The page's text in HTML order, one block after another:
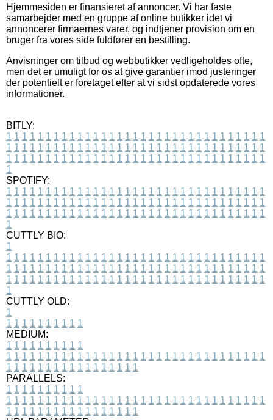
Hjemmesiden er finansieret af annoncer. Vi har faste
samarbejder med en gruppe af online butikker idet vi
annoncerer firmaernes varer, og indtjener provision om en
bruger fra vores side fuldfører en bestilling.
Anvisninger om tilbud og webbutikker vedligeholdes ofte,
men det er umuligt for os at give garantier imod justeringer
der potentielt er foretaget efter at vi sidst opdaterede vores
informationer.
BITLY:
1 1 1 1 1 1 1 1 1 1 1 1 1 1 1 1 1 1 1 1 1 1 1 1 1 1 1 1 1 1 1 1 1
1 1 1 1 1 1 1 1 1 1 1 1 1 1 1 1 1 1 1 1 1 1 1 1 1 1 1 1 1 1 1 1 1
1 1 1 1 1 1 1 1 1 1 1 1 1 1 1 1 1 1 1 1 1 1 1 1 1 1 1 1 1 1 1 1 1
1
SPOTIFY:
1 1 1 1 1 1 1 1 1 1 1 1 1 1 1 1 1 1 1 1 1 1 1 1 1 1 1 1 1 1 1 1 1
1 1 1 1 1 1 1 1 1 1 1 1 1 1 1 1 1 1 1 1 1 1 1 1 1 1 1 1 1 1 1 1 1
1 1 1 1 1 1 1 1 1 1 1 1 1 1 1 1 1 1 1 1 1 1 1 1 1 1 1 1 1 1 1 1 1
1
CUTTLY BIO:
1
1 1 1 1 1 1 1 1 1 1 1 1 1 1 1 1 1 1 1 1 1 1 1 1 1 1 1 1 1 1 1 1 1
1 1 1 1 1 1 1 1 1 1 1 1 1 1 1 1 1 1 1 1 1 1 1 1 1 1 1 1 1 1 1 1 1
1 1 1 1 1 1 1 1 1 1 1 1 1 1 1 1 1 1 1 1 1 1 1 1 1 1 1 1 1 1 1 1 1
1
CUTTLY OLD:
1
1 1 1 1 1 1 1 1 1 1
MEDIUM:
1 1 1 1 1 1 1 1 1 1
1 1 1 1 1 1 1 1 1 1 1 1 1 1 1 1 1 1 1 1 1 1 1 1 1 1 1 1 1 1 1 1 1
1 1 1 1 1 1 1 1 1 1 1 1 1 1 1 1 1
PARALLELS:
1 1 1 1 1 1 1 1 1 1
1 1 1 1 1 1 1 1 1 1 1 1 1 1 1 1 1 1 1 1 1 1 1 1 1 1 1 1 1 1 1 1 1
1 1 1 1 1 1 1 1 1 1 1 1 1 1 1 1 1